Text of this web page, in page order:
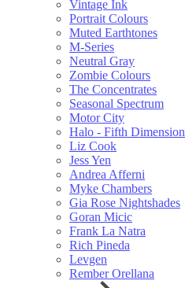
Vintage Ink
Portrait Colours
Muted Earthtones
M-Series
Neutral Gray
Zombie Colours
The Concentrates
Seasonal Spectrum
Motor City
Halo - Fifth Dimension
Liz Cook
Jess Yen
Andrea Afferni
Myke Chambers
Gia Rose Nightshades
Goran Micic
Frank La Natra
Rich Pineda
Levgen
Rember Orellana